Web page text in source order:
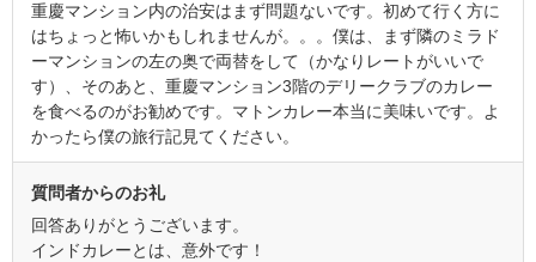
重慶マンション内の治安はまず問題ないです。初めて行く方に
はちょっと怖いかもしれませんが。。。僕は、まず隣のミラド
ーマンションの左の奥で両替をして（かなりレートがいいで
す）、そのあと、重慶マンション3階のデリークラブのカレー
を食べるのがお勧めです。マトンカレー本当に美味いです。よ
かったら僕の旅行記見てください。
質問者からのお礼
回答ありがとうございます。
インドカレーとは、意外です！